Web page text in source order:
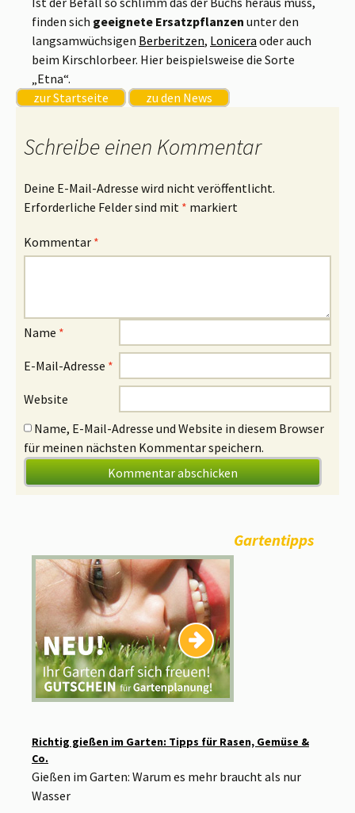
finden sich geeignete Ersatzpflanzen unter den
langsamwüchsigen Berberitzen, Lonicera oder auch
beim Kirschlorbeer. Hier beispielsweise die Sorte
„Etna“.
zur Startseite
zu den News
Schreibe einen Kommentar
Deine E-Mail-Adresse wird nicht veröffentlicht.
Erforderliche Felder sind mit * markiert
Kommentar *
Name *
E-Mail-Adresse *
Website
Name, E-Mail-Adresse und Website in diesem Browser
für meinen nächsten Kommentar speichern.
Gartentipps
Richtig gießen im Garten: Tipps für Rasen, Gemüse &
Co.
Gießen im Garten: Warum es mehr braucht als nur
Wasser